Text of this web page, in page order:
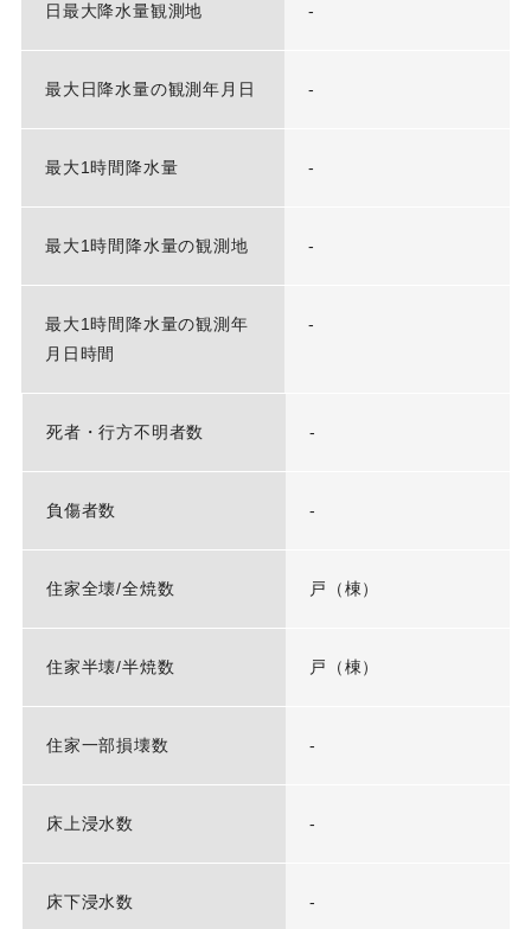
日最大降水量観測地 -
最大日降水量の観測年月日 -
最大1時間降水量 -
最大1時間降水量の観測地 -
最大1時間降水量の観測年
月日時間
-
死者・行方不明者数 -
負傷者数 -
住家全壊/全焼数 戸（棟）
住家半壊/半焼数 戸（棟）
住家一部損壊数 -
床上浸水数 -
床下浸水数 -